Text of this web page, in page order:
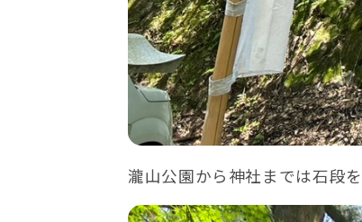
瀧山公園から神社までは石段